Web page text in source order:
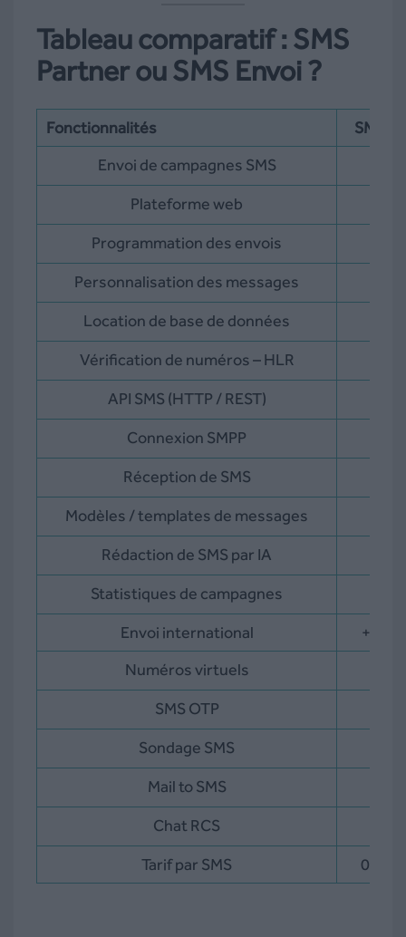
Tableau comparatif : SMS
Partner ou SMS Envoi ?
Fonctionnalités
SMS
Envoi de campagnes SMS
Plateforme web
Programmation des envois
Personnalisation des messages
Location de base de données
Vérification de numéros – HLR
API SMS (HTTP / REST)
Connexion SMPP
Réception de SMS
Modèles / templates de messages
Rédaction de SMS par IA
Statistiques de campagnes
Envoi international
+220
Numéros virtuels
SMS OTP
Sondage SMS
Mail to SMS
Chat RCS
Tarif par SMS